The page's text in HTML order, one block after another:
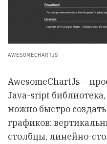
AWESOMECHARTJS
AwesomeChartJs −
Java-sript
можно быстро
графиков:
столбцы, линейно-